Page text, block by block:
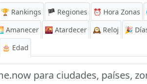
🏆 Rankings 🏴 Regiones ⏰ Hora Zonas
Amanecer 🌇 Atardecer 🕰️ Reloj 🎉
🎂 Edad